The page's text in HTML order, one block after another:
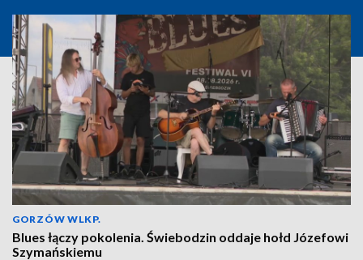
GORZÓW WLKP.
Blues łączy pokolenia. Świebodzin oddaje hołd Józefowi
Szymańskiemu